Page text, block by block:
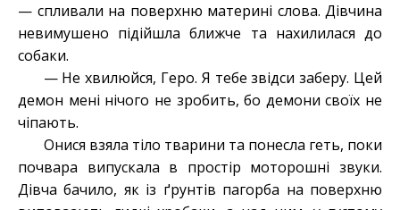
— спливали на поверхню материні слова. Дівчина
невимушено підійшла ближче та нахилилася до
собаки.
— Не хвилюйся, Геро. Я тебе звідси заберу. Цей
демон мені нічого не зробить, бо демони своїх не
чіпають.
Онися взяла тіло тварини та понесла геть, поки
почвара випускала в простір моторошні звуки.
Дівча бачило, як із ґрунтів пагорба на поверхню